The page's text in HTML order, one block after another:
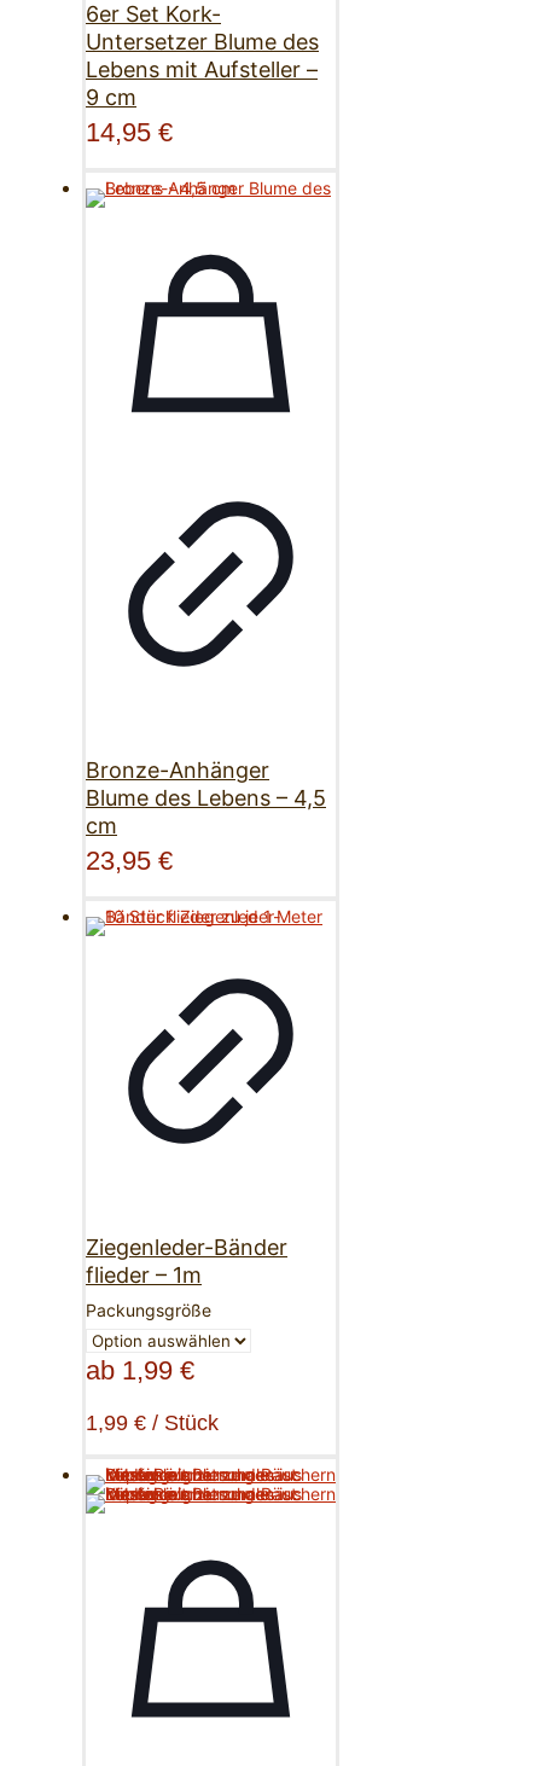
6er Set Kork-
Untersetzer Blume des
Lebens mit Aufsteller –
9 cm
14,95 €
Bronze-Anhänger
Blume des Lebens – 4,5
cm
23,95 €
Ziegenleder-Bänder
flieder – 1m
Packungsgröße
ab 1,99 €
1,99 € / Stück